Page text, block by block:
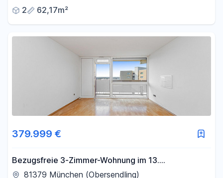
2
62,17m²
379.999 €
Bezugsfreie 3-Zimmer-Wohnung im 13.
Obergeschoss mit zwei Balkonen und Alpenblick
81379 München (Obersendling)